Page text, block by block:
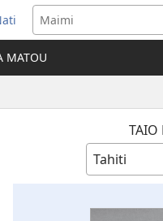
MATOU
TAIO